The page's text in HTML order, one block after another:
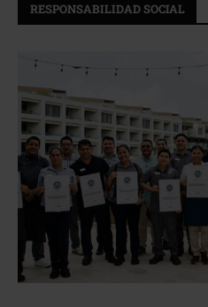
RESPONSABILIDAD SOCIAL